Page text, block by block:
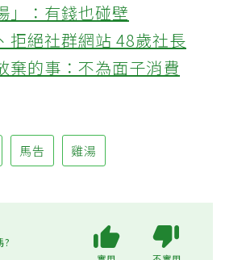
」：有錢也碰壁
拒絕社群網站 48歲社長
棄的事：不為面子消費
馬告 雞湯
?